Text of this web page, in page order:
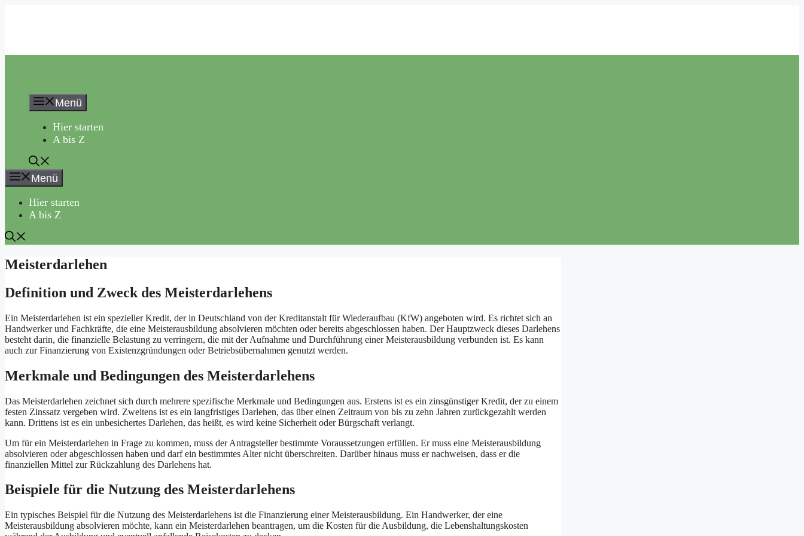
Menü
Hier starten
A bis Z
Menü
Hier starten
A bis Z
Meisterdarlehen
Definition und Zweck des Meisterdarlehens
Ein Meisterdarlehen ist ein spezieller Kredit, der in Deutschland von der Kreditanstalt für Wiederaufbau (KfW) angeboten wird. Es richtet sich an
Handwerker und Fachkräfte, die eine Meisterausbildung absolvieren möchten oder bereits abgeschlossen haben. Der Hauptzweck dieses Darlehens
besteht darin, die finanzielle Belastung zu verringern, die mit der Aufnahme und Durchführung einer Meisterausbildung verbunden ist. Es kann
auch zur Finanzierung von Existenzgründungen oder Betriebsübernahmen genutzt werden.
Merkmale und Bedingungen des Meisterdarlehens
Das Meisterdarlehen zeichnet sich durch mehrere spezifische Merkmale und Bedingungen aus. Erstens ist es ein zinsgünstiger Kredit, der zu einem
festen Zinssatz vergeben wird. Zweitens ist es ein langfristiges Darlehen, das über einen Zeitraum von bis zu zehn Jahren zurückgezahlt werden
kann. Drittens ist es ein unbesichertes Darlehen, das heißt, es wird keine Sicherheit oder Bürgschaft verlangt.
Um für ein Meisterdarlehen in Frage zu kommen, muss der Antragsteller bestimmte Voraussetzungen erfüllen. Er muss eine Meisterausbildung
absolvieren oder abgeschlossen haben und darf ein bestimmtes Alter nicht überschreiten. Darüber hinaus muss er nachweisen, dass er die
finanziellen Mittel zur Rückzahlung des Darlehens hat.
Beispiele für die Nutzung des Meisterdarlehens
Ein typisches Beispiel für die Nutzung des Meisterdarlehens ist die Finanzierung einer Meisterausbildung. Ein Handwerker, der eine
Meisterausbildung absolvieren möchte, kann ein Meisterdarlehen beantragen, um die Kosten für die Ausbildung, die Lebenshaltungskosten